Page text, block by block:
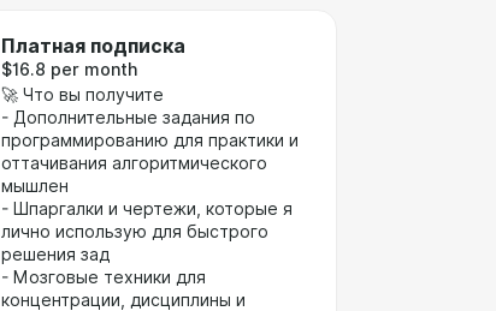
Платная подписка
$16.8 per month
🚀 Что вы получите
- Дополнительные задания по
программированию для практики и
оттачивания алгоритмического
мышлен
- Шпаргалки и чертежи, которые я
лично использую для быстрого
решения зад
- Мозговые техники для
концентрации, дисциплины и